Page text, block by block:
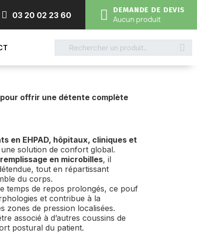
03 20 02 23 60
DEMANDE DE DEVIS
Aucun produit
offrir une détente complète
en EHPAD, hôpitaux, cliniques et
solution de confort global.
en microbilles, il
tout en répartissant
du corps.
temps de repos prolongés, ce pouf
et contribue à la
zones de pression localisées.
associé à d’autres coussins de
postural du patient.